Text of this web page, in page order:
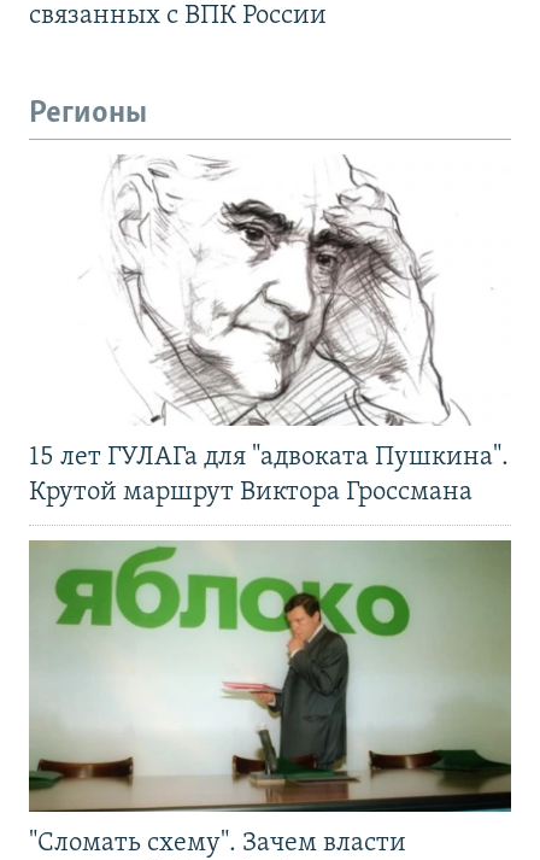
связанных с ВПК России
Регионы
15 лет ГУЛАГа для "адвоката Пушкина".
Крутой маршрут Виктора Гроссмана
"Сломать схему". Зачем власти